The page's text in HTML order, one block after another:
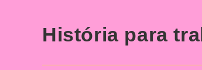
História para